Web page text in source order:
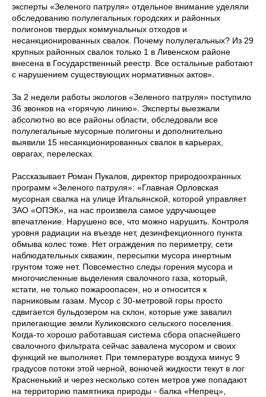
эксперты «Зеленого патруля» отдельное внимание уделяли
обследованию полулегальных городских и районных
полигонов твердых коммунальных отходов и
несанкционированных свалок. Почему полулегальных? Из 29
крупных районных свалок только 1 в Ливенском районе
внесена в Государственный реестр. Все остальные работают
с нарушением существующих нормативных актов».
За 2 недели работы экологов «Зеленого патруля» поступило
36 звонков на «горячую линию». Эксперты выезжали
абсолютно во все районы области, обследовали все
полулегальные мусорные полигоны и дополнительно
выявили 15 несанкционированных свалок в карьерах,
оврагах, перелесках.
Рассказывает Роман Пукалов, директор природоохранных
программ «Зеленого патруля»: «Главная Орловская
мусорная свалка на улице Итальянской, которой управляет
ЗАО «ОПЭК», на нас произвела самое удручающее
впечатление. Нарушено все, что можно нарушить. Контроля
уровня радиации на въезде нет, дезинфекционного пункта
обмыва колес тоже. Нет ограждения по периметру, сети
наблюдательных скважин, пересыпки мусора инертным
грунтом тоже нет. Повсеместно следы горения мусора и
многочисленные выделения свалочного газа, который,
кстати, не только пожароопасен, но и относится к
парниковым газам. Мусор с 30-метровой горы просто
сдвигается бульдозером на склон, которые уже завалил
прилегающие земли Куликовского сельского поселения.
Когда-то хорошо работавшая система сбора опаснейшего
свалочного фильтрата сейчас завалена мусором и своих
функций не выполняет. При температуре воздуха минус 9
градусов потоки этой черной, вонючей жидкости текут в лог
Красненький и через несколько сотен метров уже попадают
на территорию памятника природы - балка «Непрец»,